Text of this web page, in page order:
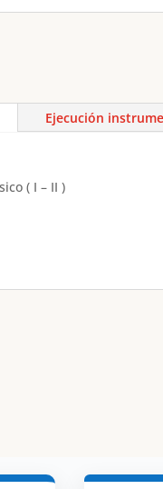
Ejecución
( I – II )